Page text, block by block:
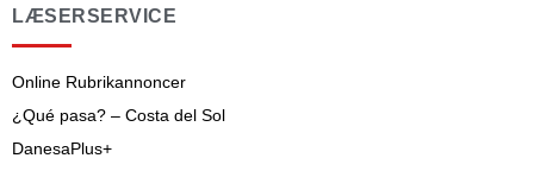
LÆSERSERVICE
Online Rubrikannoncer
¿Qué pasa? – Costa del Sol
DanesaPlus+